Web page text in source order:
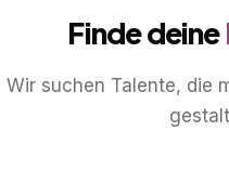
Finde deine
Wir suchen Talente, die